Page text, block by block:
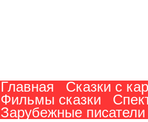
Главная Сказки с
Фильмы сказки
Зарубежные писатели